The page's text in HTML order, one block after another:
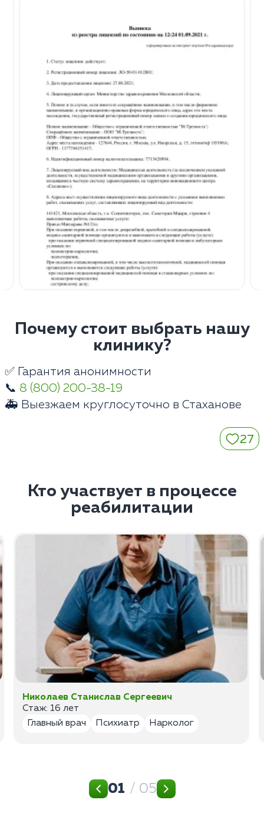
Почему стоит выбрать нашу
клинику?
✅ Гарантия анонимности
📞 8 (800) 200-38-19
🚑 Выезжаем круглосуточно в Стаханове
27
Кто участвует в процессе
реабилитации
Николаев Станислав Сергеевич
Стаж: 16 лет
Главный врач
Психиатр Нарколог
01 / 05